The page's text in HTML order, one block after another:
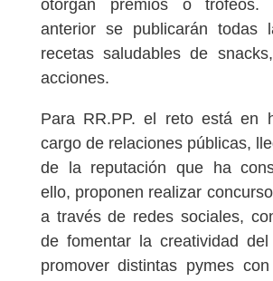
otorgan premios o
anterior se publicarán todas
recetas saludables de
acciones.
Para RR.PP. el reto está en
cargo de relaciones públicas,
de la reputación que ha
ello, proponen realizar
a través de redes sociales,
de fomentar la creatividad
promover distintas pymes